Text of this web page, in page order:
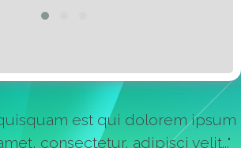
est qui dolorem ipsum
consectetur, adipisci velit..."